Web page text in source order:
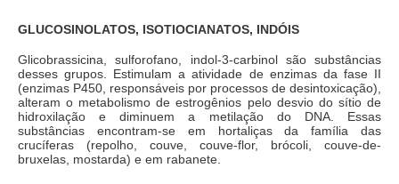
GLUCOSINOLATOS, ISOTIOCIANATOS, INDÓIS
Glicobrassicina, sulforofano, indol-3-carbinol são substâncias
desses grupos. Estimulam a atividade de enzimas da fase II
(enzimas P450, responsáveis por processos de desintoxicação),
alteram o metabolismo de estrogênios pelo desvio do sítio de
hidroxilação e diminuem a metilação do DNA. Essas
substâncias encontram-se em hortaliças da família das
crucíferas (repolho, couve, couve-flor, brócoli, couve-de-
bruxelas, mostarda) e em rabanete.